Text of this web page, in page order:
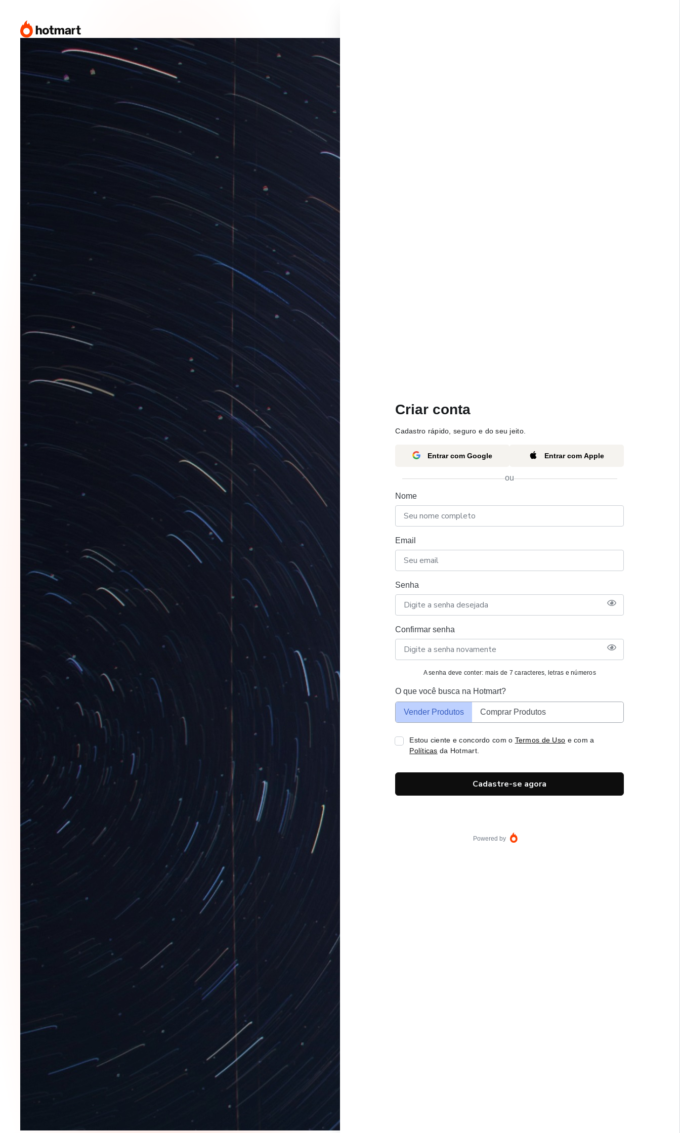
Criar conta
Cadastro rápido, seguro e do seu jeito.
Entrar com Google Entrar com Apple
ou
Nome
Email
Senha
Confirmar senha
A senha deve conter: mais de 7 caracteres, letras e números
O que você busca na Hotmart?
Vender Produtos Comprar Produtos
Estou ciente e concordo com o Termos de Uso e com a
Políticas da Hotmart.
Cadastre-se agora
Powered by